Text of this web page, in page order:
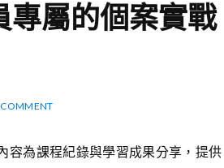
專屬的個案實戰
容為課程紀錄與學習成果分享，提供